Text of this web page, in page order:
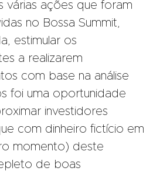
várias ações que foram
no Bossa Summit,
estimular os
a realizarem
com base na análise
foi uma oportunidade
investidores
com dinheiro fictício em
momento) deste
de boas